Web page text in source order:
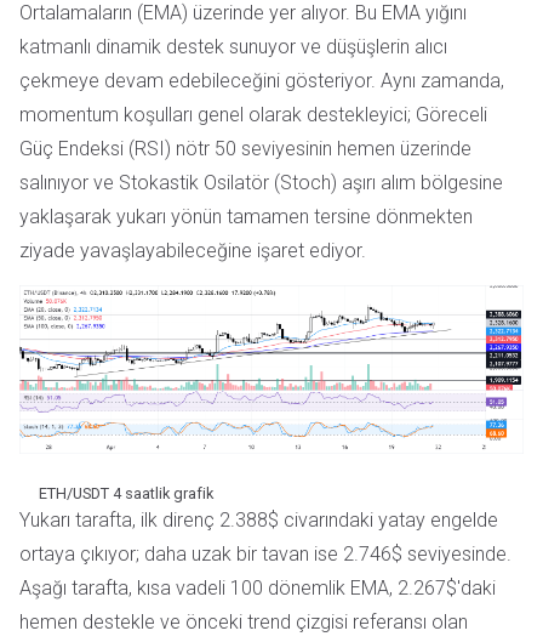
Ortalamaların (EMA) üzerinde yer alıyor. Bu EMA yığını
katmanlı dinamik destek sunuyor ve düşüşlerin alıcı
çekmeye devam edebileceğini gösteriyor. Aynı zamanda,
momentum koşulları genel olarak destekleyici; Göreceli
Güç Endeksi (RSI) nötr 50 seviyesinin hemen üzerinde
salınıyor ve Stokastik Osilatör (Stoch) aşırı alım bölgesine
yaklaşarak yukarı yönün tamamen tersine dönmekten
ziyade yavaşlayabileceğine işaret ediyor.
ETH/USDT 4 saatlik grafik
Yukarı tarafta, ilk direnç 2.388$ civarındaki yatay engelde
ortaya çıkıyor; daha uzak bir tavan ise 2.746$ seviyesinde.
Aşağı tarafta, kısa vadeli 100 dönemlik EMA, 2.267$'daki
hemen destekle ve önceki trend çizgisi referansı olan